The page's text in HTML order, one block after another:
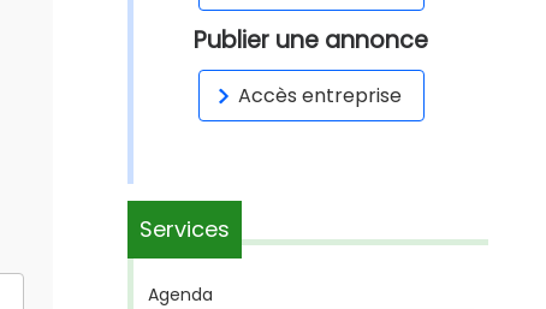
Publier une annonce
Accès entreprise
Services
Agenda